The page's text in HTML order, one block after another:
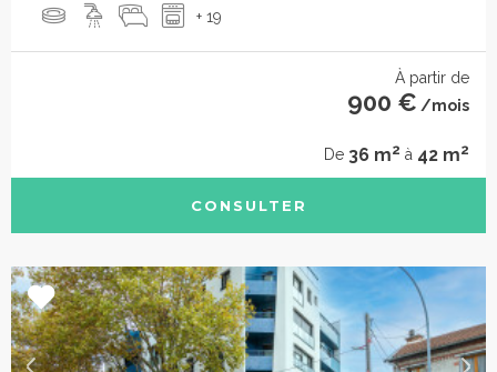
+ 19
À partir de
900 € /mois
De 36 m2 à 42 m2
CONSULTER